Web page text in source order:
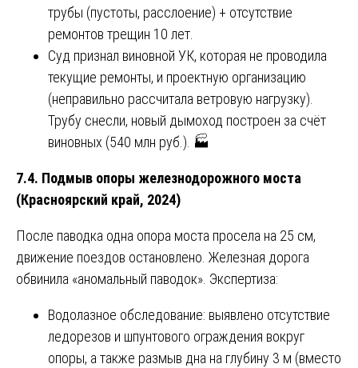
трубы (пустоты, расслоение) + отсутствие
ремонтов трещин 10 лет.
Суд признал виновной УК, которая не проводила
текущие ремонты, и проектную организацию
(неправильно рассчитала ветровую нагрузку).
Трубу снесли, новый дымоход построен за счёт
виновных (540 млн руб.). 🏭
7.4. Подмыв опоры железнодорожного моста
(Красноярский край, 2024)
После паводка одна опора моста просела на 25 см,
движение поездов остановлено. Железная дорога
обвинила «аномальный паводок». Экспертиза:
Водолазное обследование: выявлено отсутствие
ледорезов и шпунтового ограждения вокруг
опоры, а также размыв дна на глубину 3 м (вместо